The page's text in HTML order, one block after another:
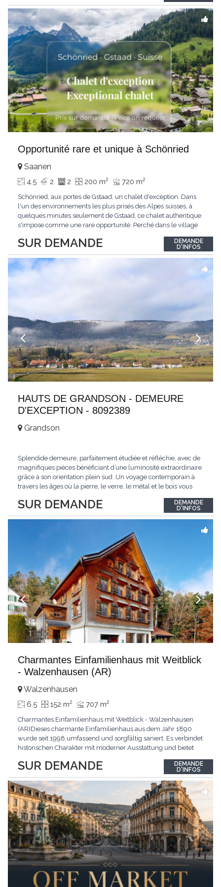
Gstaad et les sommets...
Opportunité rare et unique à Schönried
SUR DEMANDE
Saanen
4.5 2 2 200 m2 720 m2
Schönried, aux portes de Gstaad, un chalet d'exception. Dans
l'un des environnements les plus prisés des Alpes suisses, à
quelques minutes seulement de Gstaad, ce chalet authentique
s'impose comme une rare opportunité. Perché dans le village
station et les sommets qui l'encadrent, un spectacle qui change
au fil des saisons. Avec...
DEMANDE
D'INFOS
HAUTS DE GRANDSON - DEMEURE
D'EXCEPTION - 8092389
SUR DEMANDE
Grandson
Splendide demeure, parfaitement étudiée et réfléchie, avec de
magnifiques pièces bénéficiant d’une luminosité extraordinaire
grâce à son orientation plein sud. Un voyage contemporain à
travers les âges où la pierre, le verre, le métal et le bois vous
de Grandson, entourée de nature et d’un verger de fruitiers, et...
DEMANDE
D'INFOS
Charmantes Einfamilienhaus mit Weitblick
- Walzenhausen (AR)
SUR DEMANDE
Walzenhausen
6.5 152 m2 707 m2
Charmantes Einfamilienhaus mit Weitblick - Walzenhausen
(AR)Dieses charmante Einfamilienhaus aus dem Jahr 1890
wurde seit 1998 umfassend und sorgfältig saniert. Es verbindet
historischen Charakter mit moderner Ausstattung und bietet
Walzenhausen überzeugt durch die Nähe zur Natur, gute
Erreichbarkeit und ein angenehmes Wohnumfeld. Highlights...
DEMANDE
D'INFOS